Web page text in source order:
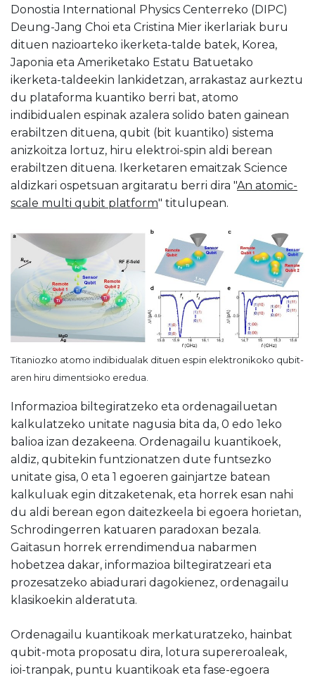
Donostia International Physics Centerreko (DIPC)
Deung-Jang Choi eta Cristina Mier ikerlariak buru
dituen nazioarteko ikerketa-talde batek, Korea,
Japonia eta Ameriketako Estatu Batuetako
ikerketa-taldeekin lankidetzan, arrakastaz aurkeztu
du plataforma kuantiko berri bat, atomo
indibidualen espinak azalera solido baten gainean
erabiltzen dituena, qubit (bit kuantiko) sistema
anizkoitza lortuz, hiru elektroi-spin aldi berean
erabiltzen dituena. Ikerketaren emaitzak Science
aldizkari ospetsuan argitaratu berri dira "An atomic-
scale multi qubit platform" titulupean.
Titaniozko atomo indibidualak dituen espin elektronikoko qubit-
aren hiru dimentsioko eredua.
Informazioa biltegiratzeko eta ordenagailuetan
kalkulatzeko unitate nagusia bita da, 0 edo 1eko
balioa izan dezakeena. Ordenagailu kuantikoek,
aldiz, qubitekin funtzionatzen dute funtsezko
unitate gisa, 0 eta 1 egoeren gainjartze batean
kalkuluak egin ditzaketenak, eta horrek esan nahi
du aldi berean egon daitezkeela bi egoera horietan,
Schrodingerren katuaren paradoxan bezala.
Gaitasun horrek errendimendua nabarmen
hobetzea dakar, informazioa biltegiratzeari eta
prozesatzeko abiadurari dagokienez, ordenagailu
klasikoekin alderatuta.
Ordenagailu kuantikoak merkaturatzeko, hainbat
qubit-mota proposatu dira, lotura supereroaleak,
ioi-tranpak, puntu kuantikoak eta fase-egoera